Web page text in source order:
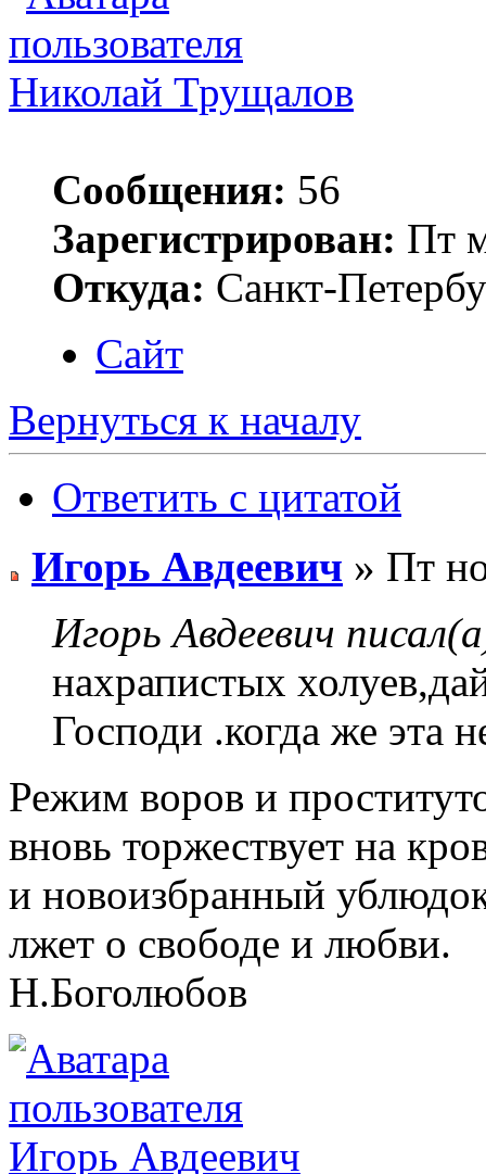
Николай Трущалов
Сообщения: 56
Зарегистрирован: Пт
Откуда: Санкт-
Сайт
Вернуться к началу
Ответить с цитатой
Игорь Авдеевич » Пт
Игорь Авдеевич
нахрапистых
Господи .когда же эта
Режим воров и
вновь торжествует на
и новоизбранный
лжет о свободе и любви.
Н.Боголюбов
Игорь Авдеевич